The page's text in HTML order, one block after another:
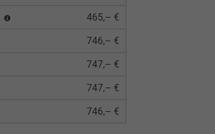
465,– €
746,– €
747,– €
747,– €
746,– €